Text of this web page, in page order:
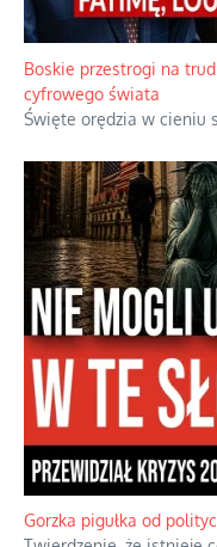
Boskie przestrogi na
cyfrowego świata
Święte orędzia w cieniu
Gorzka pigułka od